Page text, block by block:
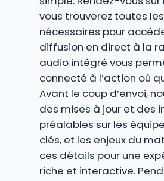
vous trouverez toutes
nécessaires pour
diffusion en direct à la
audio intégré vous
connecté à l’action où
Avant le coup d’envoi,
des mises à jour et des
préalables sur les
clés, et les enjeux du
ces détails pour une
riche et interactive.